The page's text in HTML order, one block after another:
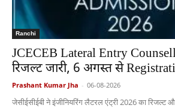
Ranchi
JCECEB Lateral Entry
रिजल्ट जारी, 6 अगस्त से
Prashant Kumar Jha - 06-08-2026
जेसीईसीईबी ने इंजीनियरिंग लैटरल एंट्री 2026 का रिजल्ट